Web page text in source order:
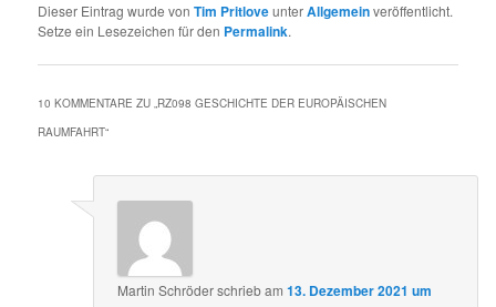
Dieser Eintrag wurde vonTim PritloveunterAllgemeinveröffentlicht.
Setze ein Lesezeichen für den Permalink.
10 KOMMENTARE ZU „RZ098 GESCHICHTE DER EUROPÄISCHEN
RAUMFAHRT“
Martin Schröderschriebam13. Dezember 2021 um